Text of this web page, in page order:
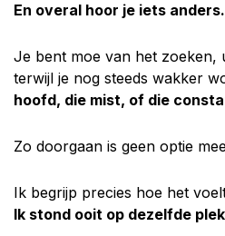
En overal hoor je iets anders.
Je bent moe van het
terwijl je nog steeds wakker
hoofd, die mist, of die
Zo doorgaan is geen optie
Ik begrijp precies hoe het
Ik stond ooit op dezelfde